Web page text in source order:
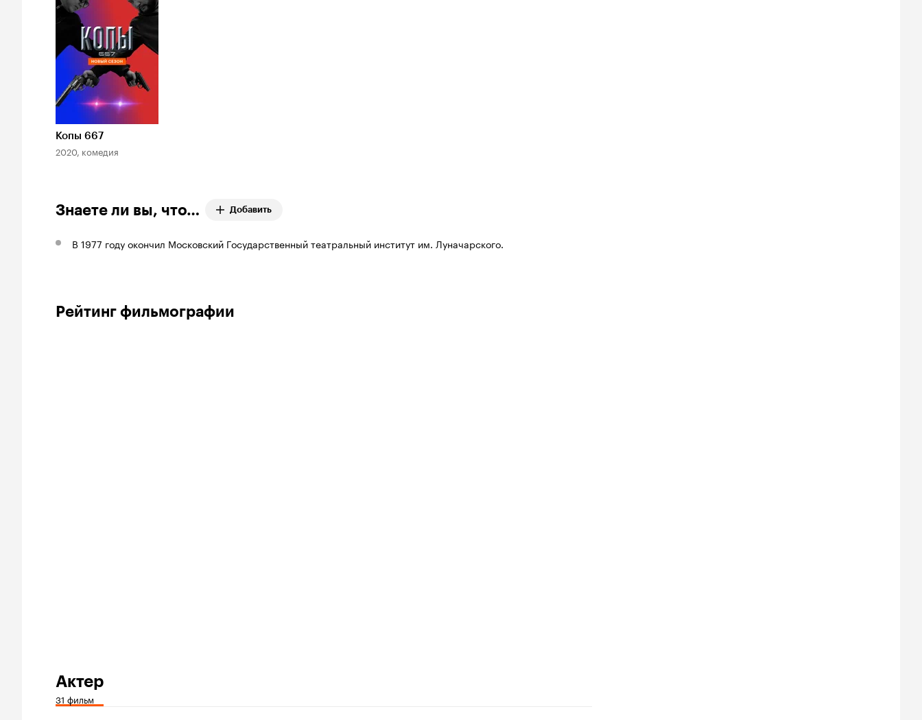
8.1
Копы 667
2020, комедия
Знаете ли вы, что… Добавить
В 1977 году окончил Московский Государственный театральный институт им. Луначарского.
Рейтинг фильмографии
Актер
31 фильм